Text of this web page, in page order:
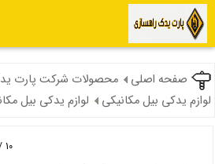
صفحه اصلی
محصولات شرکت پارت
لوازم یدکی بیل مکانیکی
لوازم یدکی بیل
10